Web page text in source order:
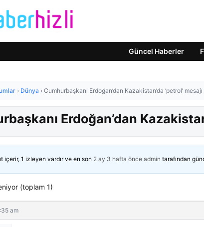
Güncel Haberler
› Dünya › Cumhurbaşkanı Erdoğan’dan Kazakistan’da ‘petrol’ mesajı
Erdoğan’dan
içerir, 1 izleyen vardır ve en son 2 ay 3 hafta önce admin tarafından
(toplam 1)
am